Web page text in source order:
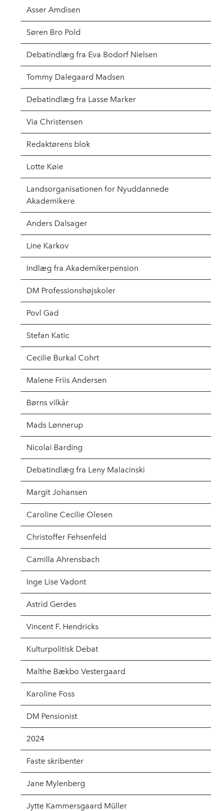
Asser Amdisen
Søren Bro Pold
Debatindlæg fra Eva Bodorf Nielsen
Tommy Dalegaard Madsen
Debatindlæg fra Lasse Marker
Via Christensen
Redaktørens blok
Lotte Køie
Landsorganisationen for Nyuddannede
Akademikere
Anders Dalsager
Line Karkov
Indlæg fra Akademikerpension
DM Professionshøjskoler
Povl Gad
Stefan Katic
Cecilie Burkal Cohrt
Malene Friis Andersen
Børns vilkår
Mads Lønnerup
Nicolai Barding
Debatindlæg fra Leny Malacinski
Margit Johansen
Caroline Cecilie Olesen
Christoffer Fehsenfeld
Camilla Ahrensbach
Inge Lise Vadont
Astrid Gerdes
Vincent F. Hendricks
Kulturpolitisk Debat
Malthe Bækbo Vestergaard
Karoline Foss
DM Pensionist
2024
Faste skribenter
Jane Mylenberg
Jytte Kammersgaard Müller